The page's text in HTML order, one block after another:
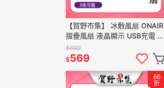
【賀野市集】 冰敷風扇 ONAIR
摺疊風扇 液晶顯示 USB充電 手
持掛脖兩用 半導體製冷 強勁風
力 CYKE-650
$690
$569
66
折